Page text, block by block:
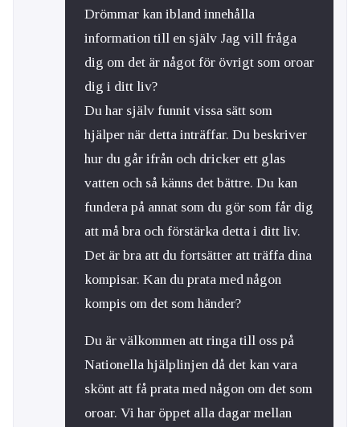
Drömmar kan ibland innehålla
information till en själv Jag vill fråga
dig om det är något för övrigt som oroar
dig i ditt liv?
Du har själv funnit vissa sätt som
hjälper när detta inträffar. Du beskriver
hur du går ifrån och dricker ett glas
vatten och så känns det bättre. Du kan
fundera på annat som du gör som får dig
att må bra och förstärka detta i ditt liv.
Det är bra att du fortsätter att träffa dina
kompisar. Kan du prata med någon
kompis om det som händer?
Du är välkommen att ringa till oss på
Nationella hjälplinjen då det kan vara
skönt att få prata med någon om det som
oroar. Vi har öppet alla dagar mellan